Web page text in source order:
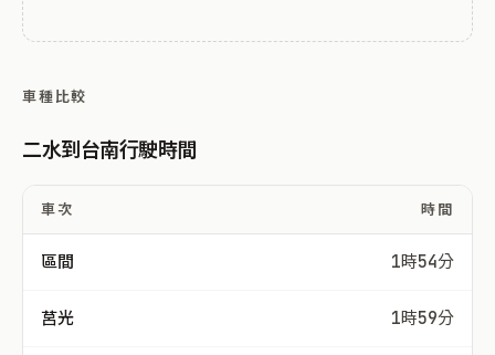
車種比較
二水到台南行駛時間
車次 時間
區間 1時54分
莒光 1時59分